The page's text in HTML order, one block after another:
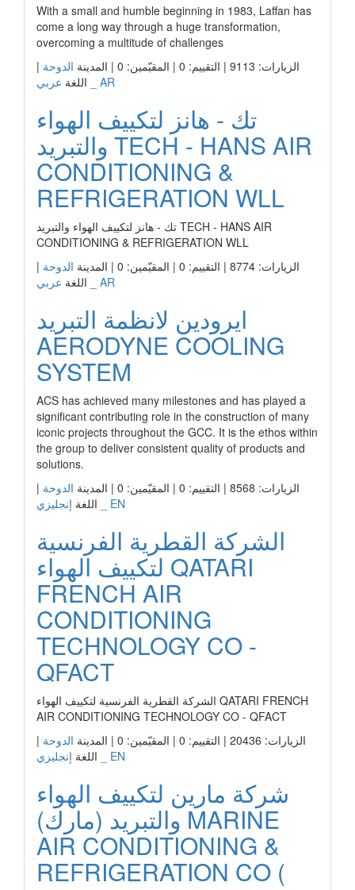
With a small and humble beginning in 1983, Laffan has
come a long way through a huge transformation,
overcoming a multitude of challenges
الزيارات: 9113 | التقييم: 0 | المقيّمين: 0 | المدينة
الدوحة |
اللغة عربي _ AR
تك - هانز لتكييف الهواء
والتبريد TECH - HANS AIR
CONDITIONING &
REFRIGERATION WLL
تك - هانز لتكييف الهواء والتبريد TECH - HANS AIR
CONDITIONING & REFRIGERATION WLL
الزيارات: 8774 | التقييم: 0 | المقيّمين: 0 | المدينة
الدوحة |
اللغة عربي _ AR
ايرودين لانظمة التبريد
AERODYNE COOLING
SYSTEM
ACS has achieved many milestones and has played a
significant contributing role in the construction of many
iconic projects throughout the GCC. It is the ethos within
the group to deliver consistent quality of products and
solutions.
الزيارات: 8568 | التقييم: 0 | المقيّمين: 0 | المدينة
الدوحة |
اللغة إنجليزي _ EN
الشركة القطرية الفرنسية
لتكييف الهواء QATARI
FRENCH AIR
CONDITIONING
TECHNOLOGY CO -
QFACT
الشركة القطرية الفرنسية لتكييف الهواء QATARI FRENCH
AIR CONDITIONING TECHNOLOGY CO - QFACT
الزيارات: 20436 | التقييم: 0 | المقيّمين: 0 | المدينة
الدوحة |
اللغة إنجليزي _ EN
شركة مارين لتكييف الهواء
والتبريد (مارك) MARINE
AIR CONDITIONING &
REFRIGERATION CO (